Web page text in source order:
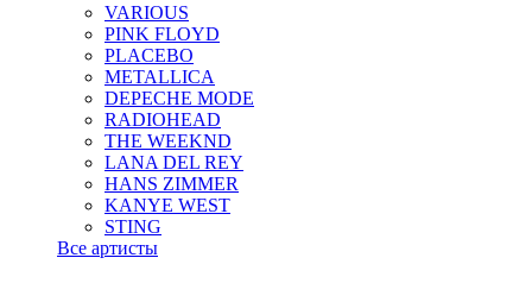
VARIOUS
PINK FLOYD
PLACEBO
METALLICA
DEPECHE MODE
RADIOHEAD
THE WEEKND
LANA DEL REY
HANS ZIMMER
KANYE WEST
STING
Все артисты